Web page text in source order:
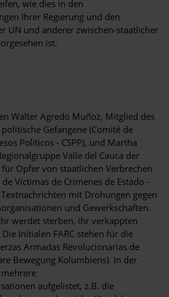
wie dies in den
Ihrer Regierung und den
UN und anderer zwischen-staatlicher
ist.
Walter Agredo Muñoz, Mitglied des
Gefangene (Comité de
Políticos - CSPP), und Martha
Valle del Cauca der
Opfer von staatlichen Verbrechen
Víctimas de Crímenes de Estado -
Textnachrichten mit Drohungen gegen
und Gewerkschaften.
werdet sterben, ihr verkappten
Initialen FARC stehen für die
Armadas Revolucionarias de
Bewegung Kolumbiens). In der
aufgelistet, z.B. die